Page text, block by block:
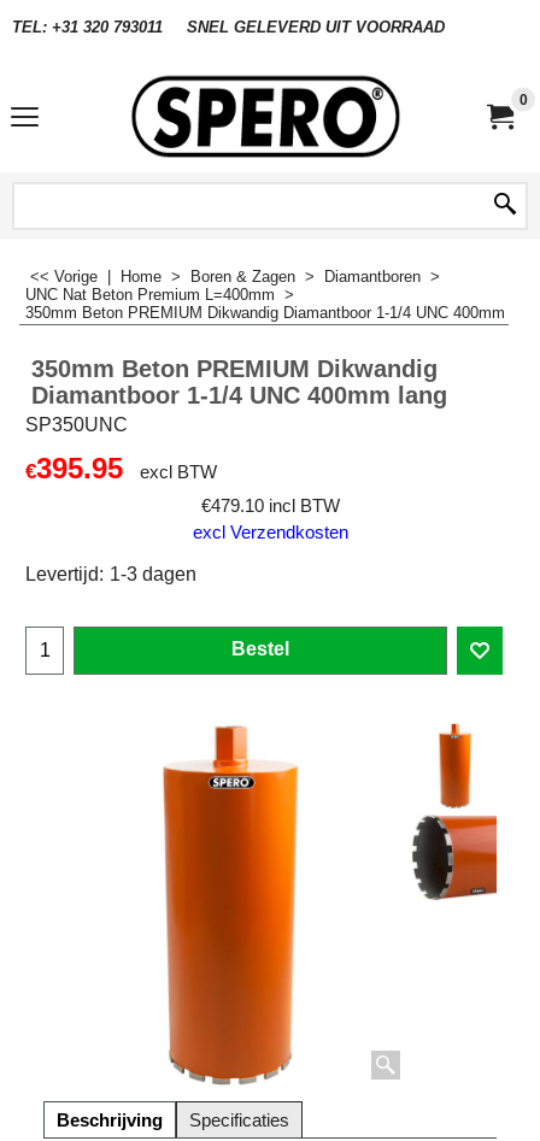
TEL: +31 320 793011 SNEL GELEVERD UIT VOORRAAD
0
<< Vorige Home > Boren & Zagen > Diamantboren >
UNC Nat Beton Premium L=400mm >
350mm Beton PREMIUM Dikwandig Diamantboor 1-1/4 UNC 400mm lang
350mm Beton PREMIUM Dikwandig
Diamantboor 1-1/4 UNC 400mm lang
SP350UNC
€395.95
excl BTW
€479.10 incl BTW
excl Verzendkosten
Levertijd: 1-3 dagen
Bestel
Beschrijving Specificaties